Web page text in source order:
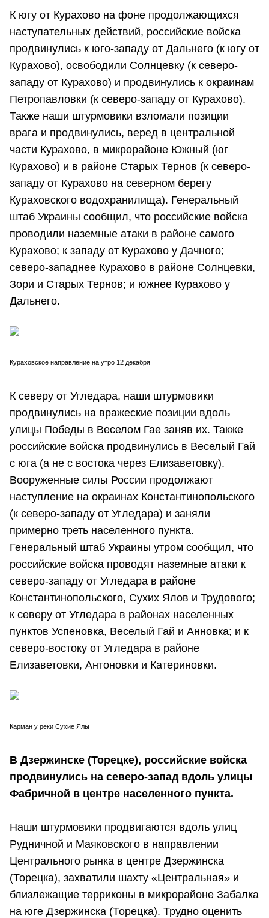
К югу от Курахово на фоне продолжающихся
наступательных действий, российские войска
продвинулись к юго-западу от Дальнего (к югу от
Курахово), освободили Солнцевку (к северо-
западу от Курахово) и продвинулись к окраинам
Петропавловки (к северо-западу от Курахово).
Также наши штурмовики взломали позиции
врага и продвинулись, веред в центральной
части Курахово, в микрорайоне Южный (юг
Курахово) и в районе Старых Тернов (к северо-
западу от Курахово на северном берегу
Кураховского водохранилища). Генеральный
штаб Украины сообщил, что российские войска
проводили наземные атаки в районе самого
Курахово; к западу от Курахово у Дачного;
северо-западнее Курахово в районе Солнцевки,
Зори и Старых Тернов; и южнее Курахово у
Дальнего.
Кураховское направление на утро 12 декабря
К северу от Угледара, наши штурмовики
продвинулись на вражеские позиции вдоль
улицы Победы в Веселом Гае заняв их. Также
российские войска продвинулись в Веселый Гай
с юга (а не с востока через Елизаветовку).
Вооруженные силы России продолжают
наступление на окраинах Константинопольского
(к северо-западу от Угледара) и заняли
примерно треть населенного пункта.
Генеральный штаб Украины утром сообщил, что
российские войска проводят наземные атаки к
северо-западу от Угледара в районе
Константинопольского, Сухих Ялов и Трудового;
к северу от Угледара в районах населенных
пунктов Успеновка, Веселый Гай и Анновка; и к
северо-востоку от Угледара в районе
Елизаветовки, Антоновки и Катериновки.
Карман у реки Сухие Ялы
В Дзержинске (Торецке), российские войска
продвинулись на северо-запад вдоль улицы
Фабричной в центре населенного пункта.
Наши штурмовики продвигаются вдоль улиц
Рудничной и Маяковского в направлении
Центрального рынка в центре Дзержинска
(Торецка), захватили шахту «Центральная» и
близлежащие терриконы в микрорайоне Забалка
на юге Дзержинска (Торецка). Трудно оценить